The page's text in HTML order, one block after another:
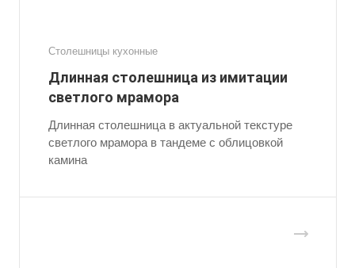
Столешницы кухонные
Длинная столешница из имитации
светлого мрамора
Длинная столешница в актуальной текстуре
светлого мрамора в тандеме с облицовкой
камина